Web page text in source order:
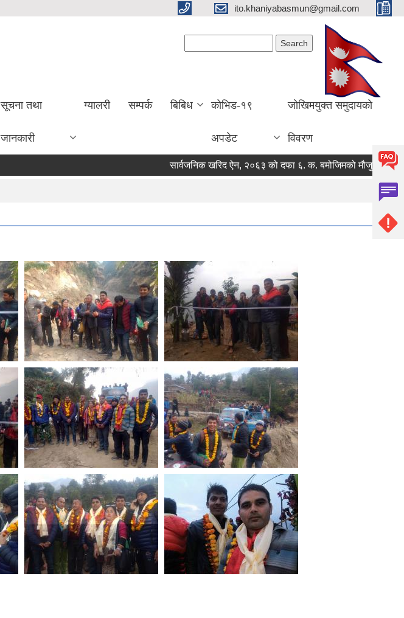
ito.khaniyabasmun@gmail.com
सूचना तथा
जानकारी
ग्यालरी सम्पर्क बिबिध कोभिड-१९
अपडेट
जोखिमयुक्त समुदायको
विवरण
सार्वजनिक खरिद ऐन, २०६३ को दफा ६. क. बमोजिमको मौजुदा सुची